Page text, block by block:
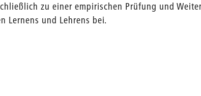
zu einer empirischen Prüfung und
Lernens und Lehrens bei.